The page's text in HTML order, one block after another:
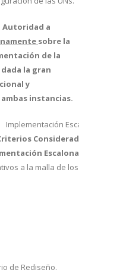
Autoridad a
sobre la
de la
la gran
y
instancias.
Implementación Escalonada y
Considerados en
Escalonada
a la malla de los
de Rediseño.